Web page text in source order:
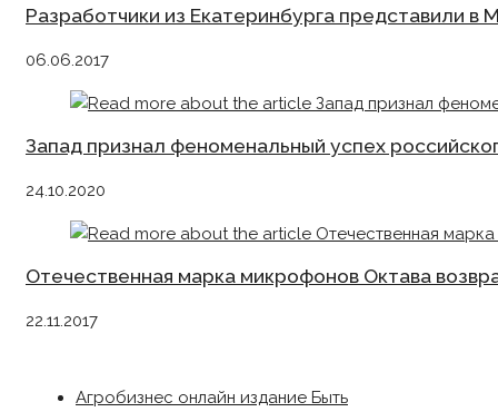
Разработчики из Екатеринбурга представили
06.06.2017
Запад признал феноменальный успех
24.10.2020
Отечественная марка микрофонов Октава
22.11.2017
Агробизнес онлайн издание Быть